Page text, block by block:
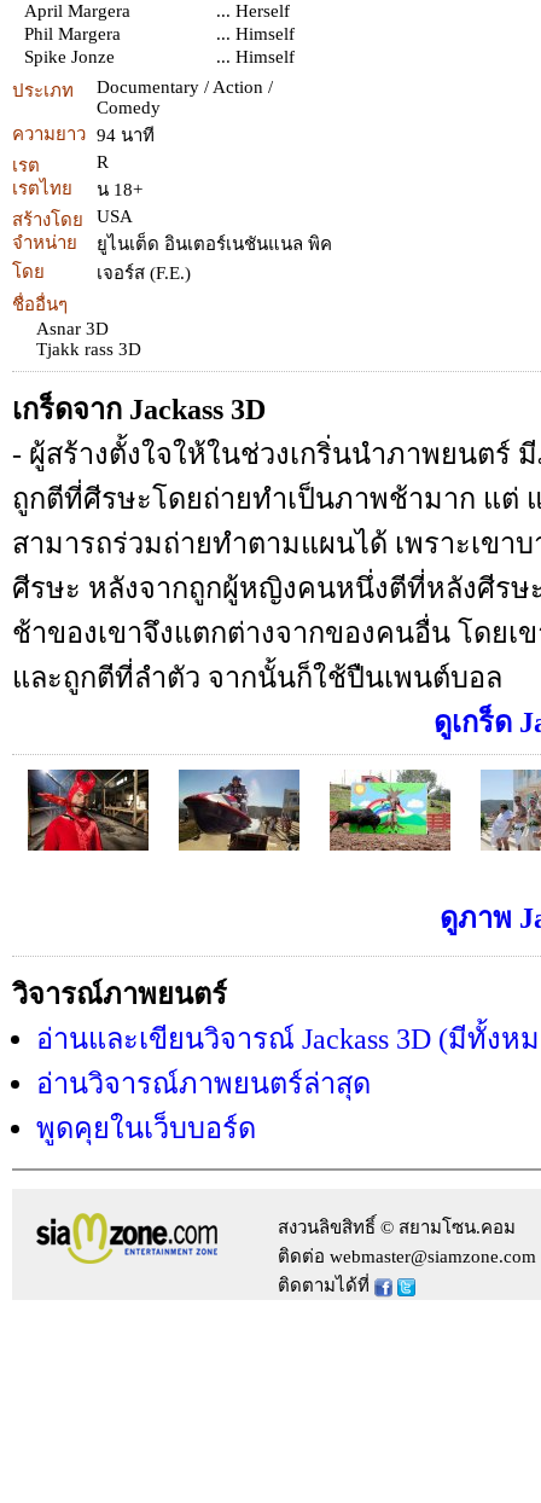
April Margera
... Herself
Phil Margera
... Himself
Spike Jonze
... Himself
ประเภท
Documentary / Action /
Comedy
ความยาว 94 นาที
เรต
R
เรตไทย
น 18+
สร้างโดย
USA
จำหน่าย
โดย
ยูไนเต็ด อินเตอร์เนชันแนล พิค
เจอร์ส (F.E.)
ชื่ออื่นๆ
Asnar 3D
Tjakk rass 3D
เกร็ดจาก Jackass 3D
- ผู้สร้างตั้งใจให้ในช่วงเกริ่นนำภาพยนตร์
ถูกตีที่ศีรษะโดยถ่ายทำเป็นภาพช้ามาก แต่
สามารถร่วมถ่ายทำตามแผนได้ เพราะเขา
ศีรษะ หลังจากถูกผู้หญิงคนหนึ่งตีที่หลังศีรษ
ช้าของเขาจึงแตกต่างจากของคนอื่น โดยเ
และถูกตีที่ลำตัว จากนั้นก็ใช้ปืนเพนต์บอล
ดูเกร็ด
ดูภาพ
วิจารณ์ภาพยนตร์
อ่านและเขียนวิจารณ์ Jackass 3D (มีทั้งห
อ่านวิจารณ์ภาพยนตร์ล่าสุด
พูดคุยในเว็บบอร์ด
สงวนลิขสิทธิ์ © สยามโซน.คอม
ติดต่อ webmaster@siamzone.com
ติดตามได้ที่